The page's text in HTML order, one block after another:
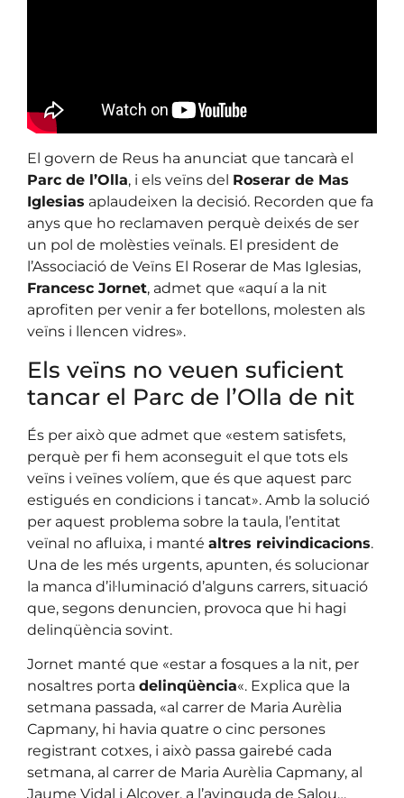
El govern de Reus ha anunciat que tancarà el
Parc de l’Olla, i els veïns del Roserar de Mas
Iglesias aplaudeixen la decisió. Recorden que fa
anys que ho reclamaven perquè deixés de ser
un pol de molèsties veïnals. El president de
l’Associació de Veïns El Roserar de Mas Iglesias,
Francesc Jornet, admet que «aquí a la nit
aprofiten per venir a fer botellons, molesten als
veïns i llencen vidres».
Els veïns no veuen suficient
tancar el Parc de l’Olla de nit
És per això que admet que «estem satisfets,
perquè per fi hem aconseguit el que tots els
veïns i veïnes volíem, que és que aquest parc
estigués en condicions i tancat». Amb la solució
per aquest problema sobre la taula, l’entitat
veïnal no afluixa, i manté altres reivindicacions.
Una de les més urgents, apunten, és solucionar
la manca d’il·luminació d’alguns carrers, situació
que, segons denuncien, provoca que hi hagi
delinqüència sovint.
Jornet manté que «estar a fosques a la nit, per
nosaltres porta delinqüència«. Explica que la
setmana passada, «al carrer de Maria Aurèlia
Capmany, hi havia quatre o cinc persones
registrant cotxes, i això passa gairebé cada
setmana, al carrer de Maria Aurèlia Capmany, al
Jaume Vidal i Alcover, a l’avinguda de Salou…